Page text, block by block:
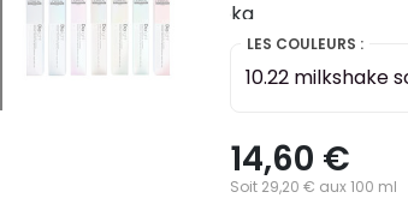
LES COULEURS :
10.22 milkshake
14,60 €
Soit 29,20 € aux 100 ml